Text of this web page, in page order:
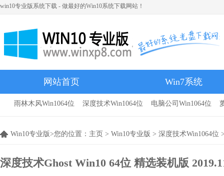
win10专业版系统下载 - 做最好的Win10系统下载网站！
网站首页 Win7系统
雨林木风
雨林木风Win1064位 深度技术Win1064位 电脑公司Win1064位
Win10专业版>您的位置： 主页 > Win10专业版 > 深度技术Win1064位
深度技术Ghost Win10 64位 精选装机版